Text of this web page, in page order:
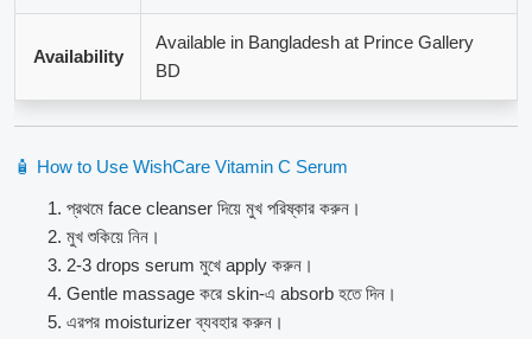
Availability
Available in Bangladesh at Prince Gallery
BD
🧴 How to Use WishCare Vitamin C Serum
প্রথমে face cleanser দিয়ে মুখ পরিষ্কার করুন।
মুখ শুকিয়ে নিন।
2-3 drops serum মুখে apply করুন।
Gentle massage করে skin-এ absorb হতে দিন।
এরপর moisturizer ব্যবহার করুন।